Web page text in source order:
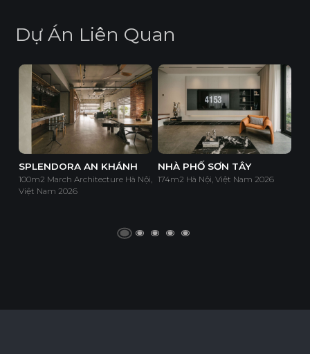
Dự Án Liên Quan
SPLENDORA AN KHÁNH
100m2 March Architecture Hà Nội,
Việt Nam 2026
NHÀ PHỐ SƠN TÂY
174m2 Hà Nội, Việt Nam 2026